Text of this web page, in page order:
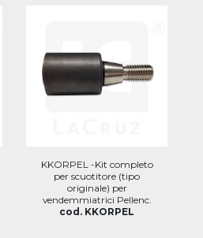
KKORPEL -Kit completo
per scuotitore (tipo
originale) per
vendemmiatrici Pellenc.
cod. KKORPEL